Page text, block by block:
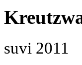
suvi 2011